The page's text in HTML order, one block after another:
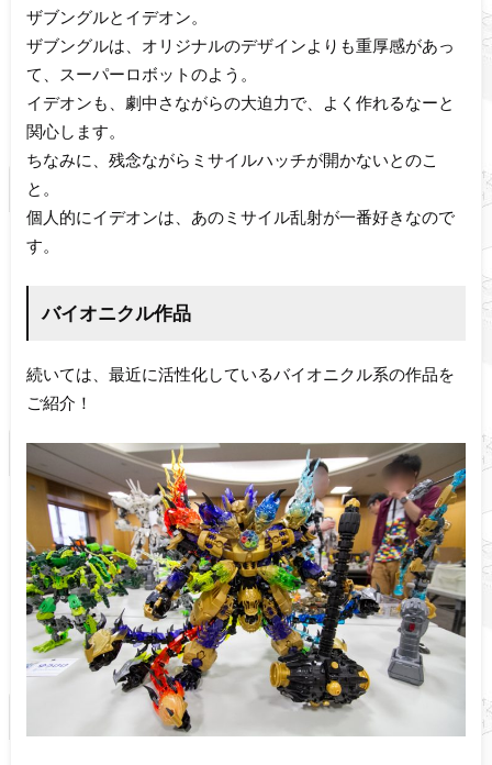
ザブングルとイデオン。
ザブングルは、オリジナルのデザインよりも重厚感があっ
て、スーパーロボットのよう。
イデオンも、劇中さながらの大迫力で、よく作れるなーと
関心します。
ちなみに、残念ながらミサイルハッチが開かないとのこ
と。
個人的にイデオンは、あのミサイル乱射が一番好きなので
す。
バイオニクル作品
続いては、最近に活性化しているバイオニクル系の作品を
ご紹介！